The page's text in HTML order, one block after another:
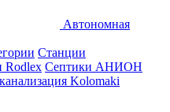
Автономная
Станции
Rodlex Септики АНИОН
Kolomaki